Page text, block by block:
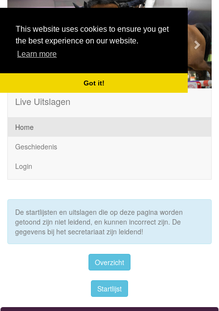
This website uses cookies to ensure you get
the best experience on our website.
Learn more
Got it!
Previous Next
Live Uitslagen
Home
Geschiedenis
Login
De startlijsten en uitslagen die op deze pagina worden
getoond zijn niet leidend, en kunnen incorrect zijn. De
gegevens bij het secretariaat zijn leidend!
Overzicht
Startlijst